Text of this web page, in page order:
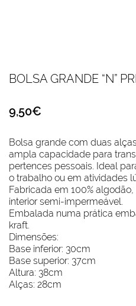
BOLSA GRANDE “N”
9,50€
Bolsa grande com duas
ampla capacidade para
pertences pessoais. Ideal
o trabalho ou em atividades
Fabricada em 100%
interior semi-impermeável.
Embalada numa prática
kraft.
Dimensões:
Base inferior: 30cm
Base superior: 37cm
Altura: 38cm
Alças: 28cm